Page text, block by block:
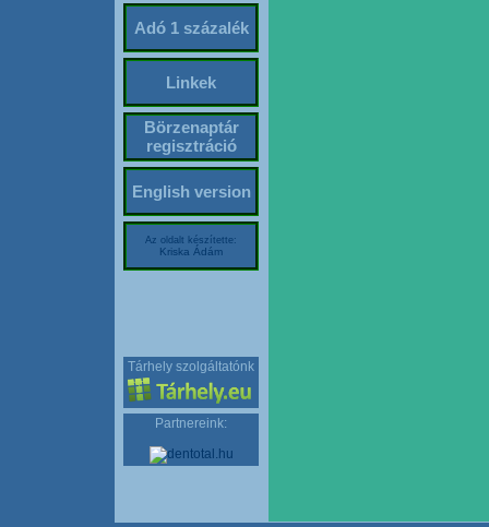
Adó 1 százalék
Linkek
Börzenaptár
regisztráció
English version
Az oldalt készítette:
Kriska Ádám
Tárhely szolgáltatónk
Partnereink: